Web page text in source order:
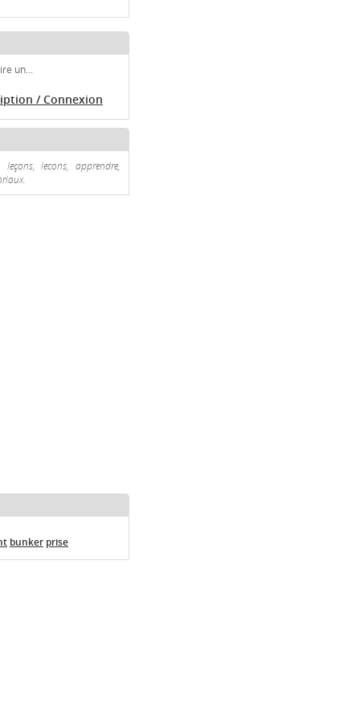
un...
/ Connexion
lecons, apprendre,
bunker prise